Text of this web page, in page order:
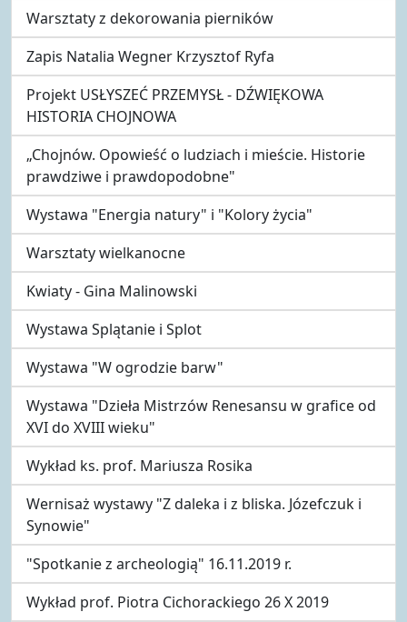
Warsztaty z dekorowania pierników
Zapis Natalia Wegner Krzysztof Ryfa
Projekt USŁYSZEĆ PRZEMYSŁ - DŹWIĘKOWA
HISTORIA CHOJNOWA
„Chojnów. Opowieść o ludziach i mieście. Historie
prawdziwe i prawdopodobne"
Wystawa "Energia natury" i "Kolory życia"
Warsztaty wielkanocne
Kwiaty - Gina Malinowski
Wystawa Splątanie i Splot
Wystawa "W ogrodzie barw"
Wystawa "Dzieła Mistrzów Renesansu w grafice od
XVI do XVIII wieku"
Wykład ks. prof. Mariusza Rosika
Wernisaż wystawy "Z daleka i z bliska. Józefczuk i
Synowie"
"Spotkanie z archeologią" 16.11.2019 r.
Wykład prof. Piotra Cichorackiego 26 X 2019